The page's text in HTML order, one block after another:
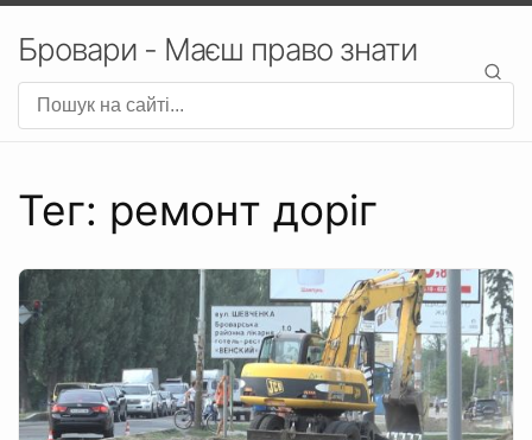
Бровари - Маєш право знати
Тег: ремонт доріг